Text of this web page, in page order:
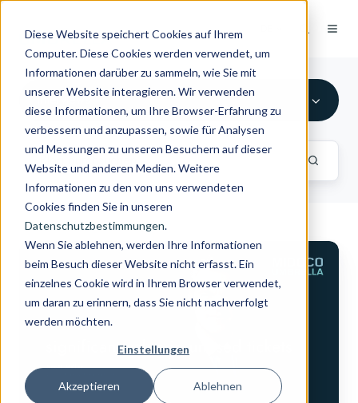
Diese Website speichert Cookies auf Ihrem
Computer. Diese Cookies werden verwendet, um
Informationen darüber zu sammeln, wie Sie mit
unserer Website interagieren. Wir verwenden
diese Informationen, um Ihre Browser-Erfahrung zu
verbessern und anzupassen, sowie für Analysen
und Messungen zu unseren Besuchern auf dieser
Website und anderen Medien. Weitere
Informationen zu den von uns verwendeten
Cookies finden Sie in unseren
Datenschutzbestimmungen.
Wenn Sie ablehnen, werden Ihre Informationen
beim Besuch dieser Website nicht erfasst. Ein
einzelnes Cookie wird in Ihrem Browser verwendet,
um daran zu erinnern, dass Sie nicht nachverfolgt
werden möchten.
Einstellungen
Akzeptieren Ablehnen
Interviews
Partner-
Interview
mit
Scott
Millar
Ungenutzte
Ticket